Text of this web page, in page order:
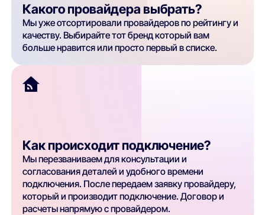
Какого провайдера выбрать?
Мы уже отсортировали провайдеров по рейтингу и
качеству. Выбирайте тот бренд который вам
больше нравится или просто первый в списке.
Как происходит подключение?
Мы перезваниваем для консультации и
согласования деталей и удобного времени
подключения. После передаем заявку провайдеру,
который и производит подключение. Договор и
расчеты напрямую с провайдером.